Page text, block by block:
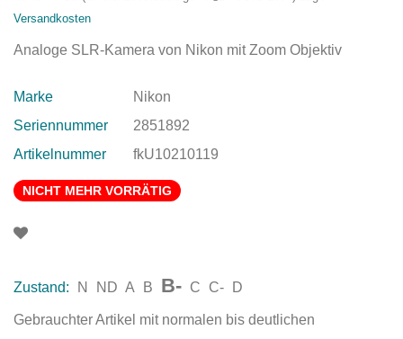
Versandkosten
Analoge SLR-Kamera von Nikon mit Zoom Objektiv
Marke
Nikon
Seriennummer
2851892
Artikelnummer
fkU10210119
NICHT MEHR VORRÄTIG
Zustand: N ND A B B- C C- D
Gebrauchter Artikel mit normalen bis deutlichen